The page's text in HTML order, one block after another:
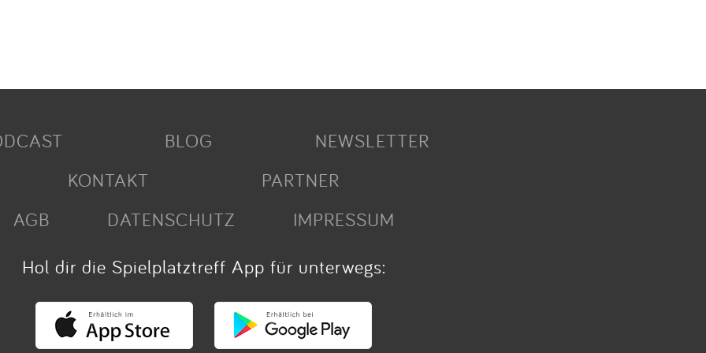
BLOG
NEWSLETTER
KONTAKT
PARTNER
AGB
DATENSCHUTZ
IMPRESSUM
Hol dir die Spielplatztreff App für unterwegs: